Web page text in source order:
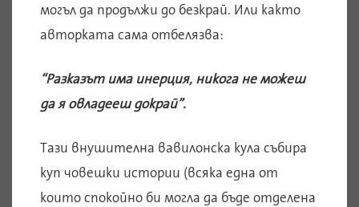
могъл да продължи до безкрай. Или както
авторката сама отбелязва:
“Разказът има инерция, никога не можеш
да я овладееш докрай”.
Тази внушителна вавилонска кула събира
куп човешки истории (всяка една от
които спокойно би могла да бъде отделена